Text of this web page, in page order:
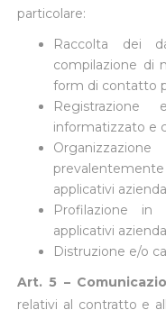
particolare:
Raccolta dei
compilazione di
form di contatto
informatizzato e
applicativi
Profilazione in
applicativi
Distruzione e/o
Art. 5 –
relativi al contratto e